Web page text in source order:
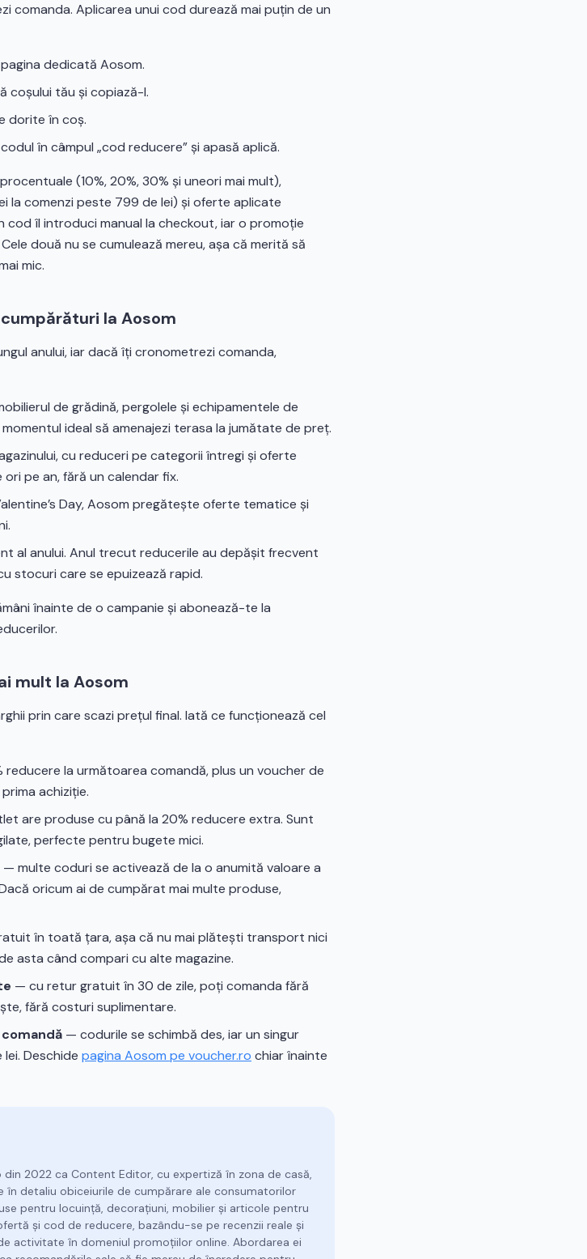
comanda. Aplicarea unui cod durează mai puțin de un
dedicată Aosom.
coșului tău și copiază-l.
dorite în coș.
în câmpul „cod reducere” și apasă aplică.
(10%, 20%, 30% și uneori mai mult),
la comenzi peste 799 de lei) și oferte aplicate
cod îl introduci manual la checkout, iar o promoție
două nu se cumulează mereu, așa că merită să
mic.
la Aosom
anului, iar dacă îți cronometrezi comanda,
de grădină, pergolele și echipamentele de
ideal să amenajezi terasa la jumătate de preț.
cu reduceri pe categorii întregi și oferte
pe an, fără un calendar fix.
Day, Aosom pregătește oferte tematice și
al anului. Anul trecut reducerile au depășit frecvent
stocuri care se epuizează rapid.
înainte de o campanie și abonează-te la
mult la Aosom
prin care scazi prețul final. Iată ce funcționează cel
reducere la următoarea comandă, plus un voucher de
achiziție.
are produse cu până la 20% reducere extra. Sunt
perfecte pentru bugete mici.
— multe coduri se activează de la o anumită valoare a
oricum ai de cumpărat mai multe produse,
în toată țara, așa că nu mai plătești transport nici
asta când compari cu alte magazine.
— cu retur gratuit în 30 de zile, poți comanda fără
fără costuri suplimentare.
— codurile se schimbă des, iar un singur
Deschide pagina Aosom pe voucher.ro chiar înainte
2022 ca Content Editor, cu expertiză în zona de casă,
în detaliu obiceiurile de cumpărare ale consumatorilor
pentru locuință, decorațiuni, mobilier și articole pentru
și cod de reducere, bazându-se pe recenzii reale și
activitate în domeniul promoțiilor online. Abordarea ei